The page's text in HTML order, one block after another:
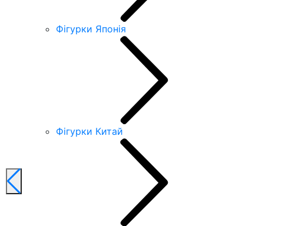
Фігурки Японія
Фігурки Китай